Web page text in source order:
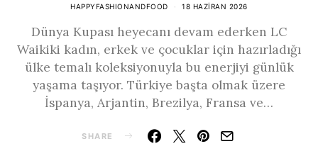
HAPPYFASHIONANDFOOD 18 HAZIRAN 2026
Dünya Kupası heyecanı devam ederken LC
Waikiki kadın, erkek ve çocuklar için hazırladığı
ülke temalı koleksiyonuyla bu enerjiyi günlük
yaşama taşıyor. Türkiye başta olmak üzere
İspanya, Arjantin, Brezilya, Fransa ve…
SHARE